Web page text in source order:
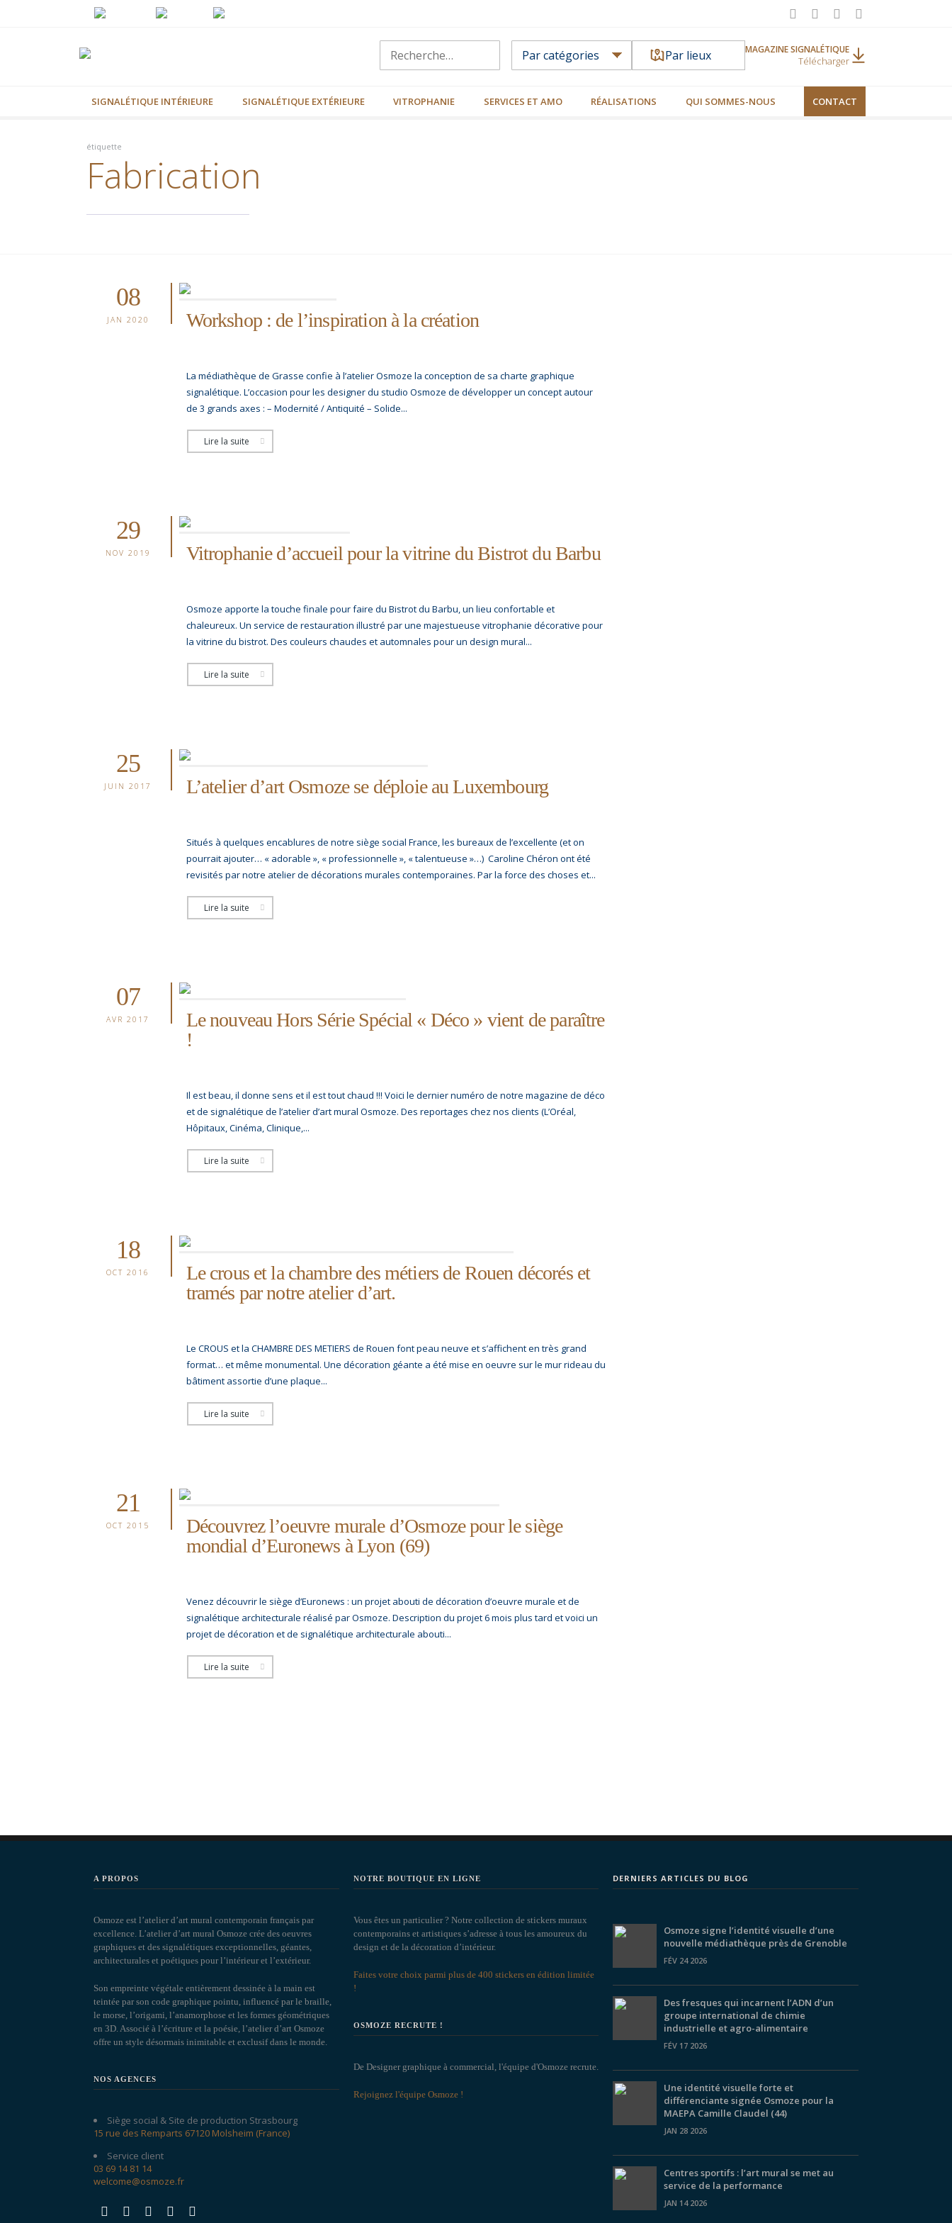
Par lieux MAGAZINE SIGNALÉTIQUE
Télécharger
SIGNALÉTIQUE INTÉRIEURE SIGNALÉTIQUE EXTÉRIEURE VITROPHANIE SERVICES ET AMO RÉALISATIONS QUI SOMMES-NOUS CONTACT
étiquette
Fabrication
08
JAN 2020 Workshop : de l’inspiration à la création
La médiathèque de Grasse confie à l’atelier Osmoze la conception de sa charte graphique
signalétique. L’occasion pour les designer du studio Osmoze de développer un concept autour
de 3 grands axes : – Modernité / Antiquité – Solide...
Lire la suite
29
NOV 2019 Vitrophanie d’accueil pour la vitrine du Bistrot du Barbu
Osmoze apporte la touche finale pour faire du Bistrot du Barbu, un lieu confortable et
chaleureux. Un service de restauration illustré par une majestueuse vitrophanie décorative pour
la vitrine du bistrot. Des couleurs chaudes et automnales pour un design mural...
Lire la suite
25
JUIN 2017 L’atelier d’art Osmoze se déploie au Luxembourg
Situés à quelques encablures de notre siège social France, les bureaux de l’excellente (et on
pourrait ajouter… « adorable », « professionnelle », « talentueuse »…) Caroline Chéron ont été
revisités par notre atelier de décorations murales contemporaines. Par la force des choses et...
Lire la suite
07
AVR 2017
Le nouveau Hors Série Spécial « Déco » vient de paraître
!
Il est beau, il donne sens et il est tout chaud !!! Voici le dernier numéro de notre magazine de déco
et de signalétique de l’atelier d’art mural Osmoze. Des reportages chez nos clients (L’Oréal,
Hôpitaux, Cinéma, Clinique,...
Lire la suite
18
OCT 2016
Le crous et la chambre des métiers de Rouen décorés et
tramés par notre atelier d’art.
Le CROUS et la CHAMBRE DES METIERS de Rouen font peau neuve et s’affichent en très grand
format… et même monumental. Une décoration géante a été mise en oeuvre sur le mur rideau du
bâtiment assortie d’une plaque...
Lire la suite
21
OCT 2015
Découvrez l’oeuvre murale d’Osmoze pour le siège
mondial d’Euronews à Lyon (69)
Venez découvrir le siège d’Euronews : un projet abouti de décoration d’oeuvre murale et de
signalétique architecturale réalisé par Osmoze. Description du projet 6 mois plus tard et voici un
projet de décoration et de signalétique architecturale abouti...
Lire la suite
A PROPOS
Osmoze est l’atelier d’art mural contemporain français par
excellence. L’atelier d’art mural Osmoze crée des oeuvres
graphiques et des signalétiques exceptionnelles, géantes,
architecturales et poétiques pour l’intérieur et l’extérieur.
Son empreinte végétale entièrement dessinée à la main est
teintée par son code graphique pointu, influencé par le braille,
le morse, l’origami, l’anamorphose et les formes géométriques
en 3D. Associé à l’écriture et la poésie, l’atelier d’art Osmoze
offre un style désormais inimitable et exclusif dans le monde.
NOS AGENCES
Siège social & Site de production Strasbourg
15 rue des Remparts 67120 Molsheim (France)
Service client
03 69 14 81 14
welcome@osmoze.fr
NOTRE BOUTIQUE EN LIGNE
Vous êtes un particulier ? Notre collection de stickers muraux
contemporains et artistiques s’adresse à tous les amoureux du
design et de la décoration d’intérieur.
Faites votre choix parmi plus de 400 stickers en édition limitée
!
OSMOZE RECRUTE !
De Designer graphique à commercial, l'équipe d'Osmoze recrute.
Rejoignez l'équipe Osmoze !
DERNIERS ARTICLES DU BLOG
Osmoze signe l’identité visuelle d’une
nouvelle médiathèque près de Grenoble
FÉV 24 2026
Des fresques qui incarnent l’ADN d’un
groupe international de chimie
industrielle et agro-alimentaire
FÉV 17 2026
Une identité visuelle forte et
différenciante signée Osmoze pour la
MAEPA Camille Claudel (44)
JAN 28 2026
Centres sportifs : l’art mural se met au
service de la performance
JAN 14 2026